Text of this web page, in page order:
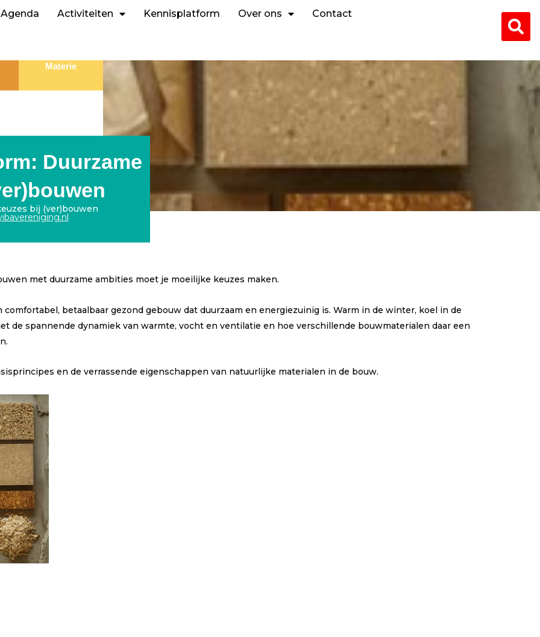
Agenda Activiteiten Kennisplatform Over ons Contact
Materie
Duurzame
bij (ver)bouwen
met duurzame ambities moet je moeilijke keuzes maken.
betaalbaar gezond gebouw dat duurzaam en energiezuinig is. Warm in de winter, koel in de
de spannende dynamiek van warmte, vocht en ventilatie en hoe verschillende bouwmaterialen daar een
en de verrassende eigenschappen van natuurlijke materialen in de bouw.